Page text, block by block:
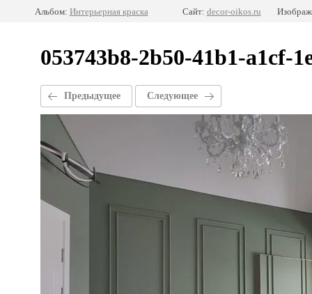
Альбом: Интерьерная краска Сайт: decor-oikos.ru
053743b8-2b50-41b1-a1cf-
Предыдущее Следующее